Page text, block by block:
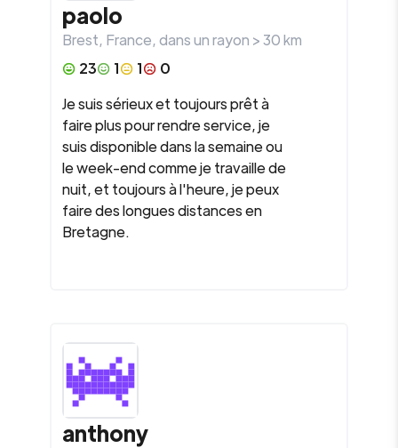
paolo
Brest, France, dans un rayon >30km
23
1 1
0
Je suis sérieux et toujours prêt à
faire plus pour rendre service, je
suis disponible dans la semaine ou
le week-end comme je travaille de
nuit, et toujours à l'heure, je peux
faire des longues distances en
Bretagne.
anthony